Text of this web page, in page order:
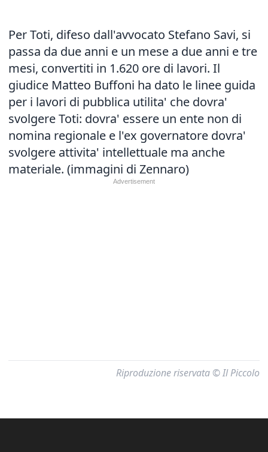
Per Toti, difeso dall'avvocato Stefano Savi, si
passa da due anni e un mese a due anni e tre
mesi, convertiti in 1.620 ore di lavori. Il
giudice Matteo Buffoni ha dato le linee guida
per i lavori di pubblica utilita' che dovra'
svolgere Toti: dovra' essere un ente non di
nomina regionale e l'ex governatore dovra'
svolgere attivita' intellettuale ma anche
materiale. (immagini di Zennaro)
Riproduzione riservata © Il Piccolo